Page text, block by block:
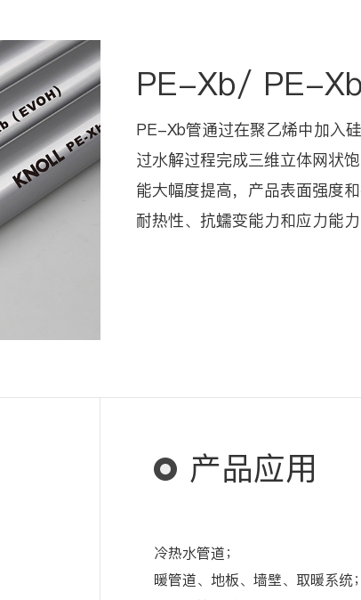
PE-Xb/ PE-
PE-Xb管通过在聚乙烯中加入
过水解过程完成三维立体网状
能大幅度提高，产品表面强度
耐热性、抗蠕变能力和应力能
产品应用
冷热水管道；
暖管道、地板、墙壁、取暖系统；